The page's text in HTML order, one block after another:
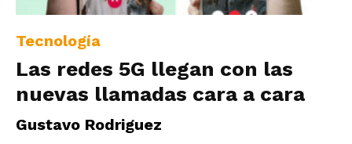
Tecnología
Las redes 5G llegan con las
nuevas llamadas cara a cara
Gustavo Rodriguez